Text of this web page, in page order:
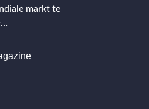
markt te